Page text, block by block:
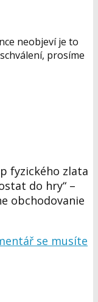
neobjeví je to
prosíme
fyzického zlata
do hry“ –
obchodovanie
se musíte